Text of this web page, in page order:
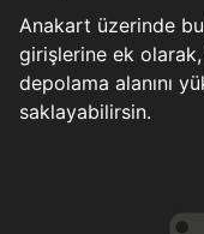
Anakart üzerinde
girişlerine ek olarak,
depolama alanını
saklayabilirsin.